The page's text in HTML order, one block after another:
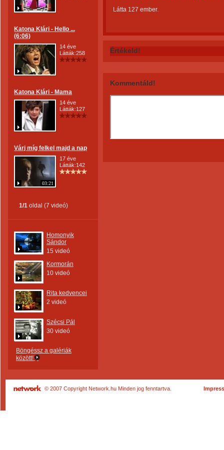
Katona Klári - Hello ...
(6:06)
14 éve
Látták:258
Katona Klári - Mama
14 éve
Látták:127
Várj míg felkel majd a nap
03:21
17 éve
Látták:142
1/1 oldal (7 videó)
Homonyik
Sándor
15 videó
Kormorán
10 videó
Rita kedvencei
2 videó
Szécsi Pál
30 videó
Böngéssz a galériák
között!
Látta 127 ember.
Értékeld!
Kommentáld!
© 2007 Copyright Network.hu Minden jog fenntartva.